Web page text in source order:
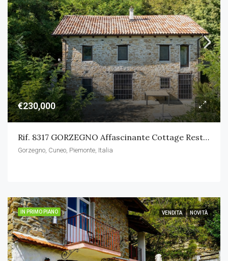
€230,000
Rif. 8317 GORZEGNO Affascinante Cottage Restaurato In Pietra Di Langa
Gorzegno, Cuneo, Piemonte, Italia
IN PRIMO PIANO VENDITA NOVITÀ